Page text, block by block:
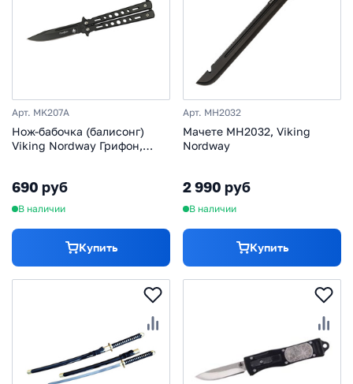
Арт. MK207A
Нож-бабочка (балисонг)
Viking Nordway Грифон,
690 руб
В наличии
Купить
Арт. MH2032
Мачете MH2032, Viking
Nordway
2 990 руб
В наличии
Купить